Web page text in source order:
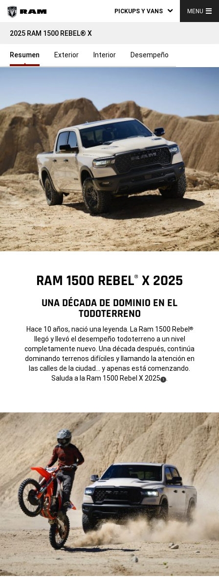
PICKUPS Y VANS MENU
2025 RAM 1500 REBEL® X
Resumen Exterior Interior Desempeño
RAM 1500 REBEL® X 2025
UNA DÉCADA DE DOMINIO EN EL
TODOTERRENO
Hace 10 años, nació una leyenda. La Ram 1500 Rebel ®
llegó y llevó el desempeño todoterreno a un nivel
completamente nuevo. Una década después, continúa
dominando terrenos difíciles y llamando la atención en
las calles de la ciudad… y apenas está comenzando.
Saluda a la Ram 1500 Rebel X 2025 ( 1 )